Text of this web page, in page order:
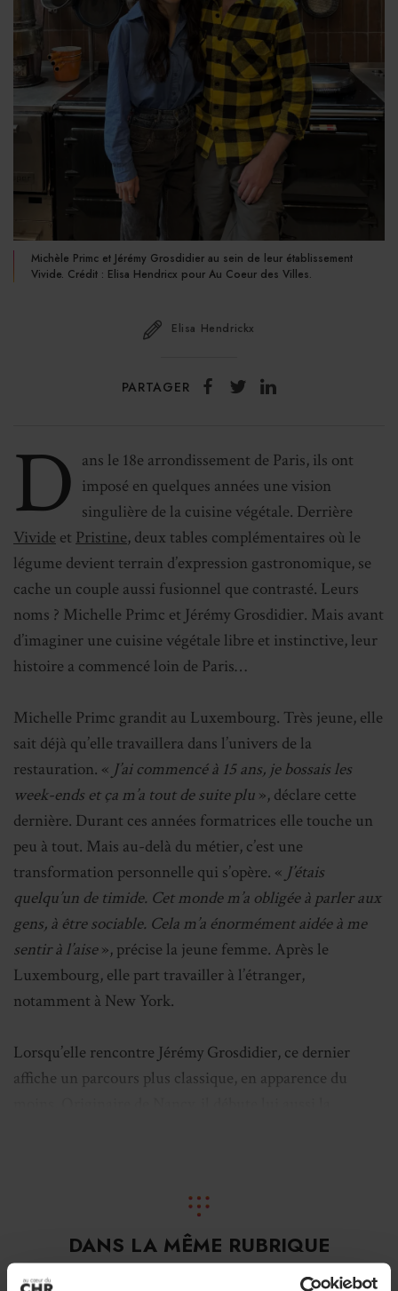
Michèle Primc et Jérémy Grosdidier au sein de leur établissement
Vivide. Crédit : Elisa Hendricx pour Au Coeur des Villes.
Elisa Hendrickx
PARTAGER
D ans le 18e arrondissement de Paris, ils ont
imposé en quelques années une vision
singulière de la cuisine végétale. Derrière
Vivide et Pristine, deux tables complémentaires où le
légume devient terrain d’expression gastronomique, se
cache un couple aussi fusionnel que contrasté. Leurs
noms ? Michelle Primc et Jérémy Grosdidier. Mais avant
d’imaginer une cuisine végétale libre et instinctive, leur
histoire a commencé loin de Paris…
Michelle Primc grandit au Luxembourg. Très jeune, elle
sait déjà qu’elle travaillera dans l’univers de la
restauration. « J’ai commencé à 15 ans, je bossais les
week-ends et ça m’a tout de suite plu », déclare cette
dernière. Durant ces années formatrices elle touche un
peu à tout. Mais au-delà du métier, c’est une
transformation personnelle qui s’opère. « J’étais
quelqu’un de timide. Cet monde m’a obligée à parler aux
gens, à être sociable. Cela m’a énormément aidée à me
sentir à l’aise», précise la jeune femme. Après le
Luxembourg, elle part travailler à l’étranger,
notamment à New York.
Lorsqu’elle rencontre Jérémy Grosdidier, ce dernier
affiche un parcours plus classique, en apparence du
On faisait les jus maison, les
purées, les légumes à tailler. Dans ces cuisines, j’ai appris
à bien couper et à aller vite», déclare ce dernier.
DANS LA MÊME RUBRIQUE